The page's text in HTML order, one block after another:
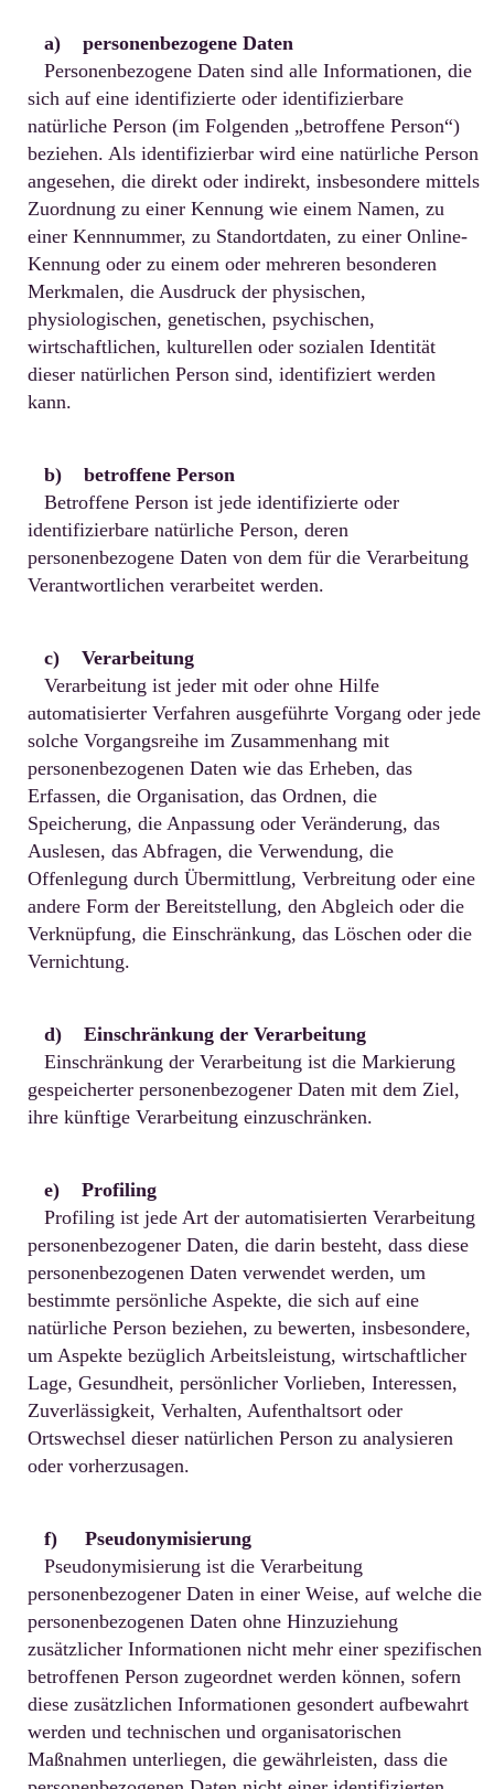
a) personenbezogene Daten
Personenbezogene Daten sind alle Informationen, die
sich auf eine identifizierte oder identifizierbare
natürliche Person (im Folgenden „betroffene Person“)
beziehen. Als identifizierbar wird eine natürliche Person
angesehen, die direkt oder indirekt, insbesondere mittels
Zuordnung zu einer Kennung wie einem Namen, zu
einer Kennnummer, zu Standortdaten, zu einer Online-
Kennung oder zu einem oder mehreren besonderen
Merkmalen, die Ausdruck der physischen,
physiologischen, genetischen, psychischen,
wirtschaftlichen, kulturellen oder sozialen Identität
dieser natürlichen Person sind, identifiziert werden
kann.
b) betroffene Person
Betroffene Person ist jede identifizierte oder
identifizierbare natürliche Person, deren
personenbezogene Daten von dem für die Verarbeitung
Verantwortlichen verarbeitet werden.
c) Verarbeitung
Verarbeitung ist jeder mit oder ohne Hilfe
automatisierter Verfahren ausgeführte Vorgang oder jede
solche Vorgangsreihe im Zusammenhang mit
personenbezogenen Daten wie das Erheben, das
Erfassen, die Organisation, das Ordnen, die
Speicherung, die Anpassung oder Veränderung, das
Auslesen, das Abfragen, die Verwendung, die
Offenlegung durch Übermittlung, Verbreitung oder eine
andere Form der Bereitstellung, den Abgleich oder die
Verknüpfung, die Einschränkung, das Löschen oder die
Vernichtung.
d) Einschränkung der Verarbeitung
Einschränkung der Verarbeitung ist die Markierung
gespeicherter personenbezogener Daten mit dem Ziel,
ihre künftige Verarbeitung einzuschränken.
e) Profiling
Profiling ist jede Art der automatisierten Verarbeitung
personenbezogener Daten, die darin besteht, dass diese
personenbezogenen Daten verwendet werden, um
bestimmte persönliche Aspekte, die sich auf eine
natürliche Person beziehen, zu bewerten, insbesondere,
um Aspekte bezüglich Arbeitsleistung, wirtschaftlicher
Lage, Gesundheit, persönlicher Vorlieben, Interessen,
Zuverlässigkeit, Verhalten, Aufenthaltsort oder
Ortswechsel dieser natürlichen Person zu analysieren
oder vorherzusagen.
f) Pseudonymisierung
Pseudonymisierung ist die Verarbeitung
personenbezogener Daten in einer Weise, auf welche die
personenbezogenen Daten ohne Hinzuziehung
zusätzlicher Informationen nicht mehr einer spezifischen
betroffenen Person zugeordnet werden können, sofern
diese zusätzlichen Informationen gesondert aufbewahrt
werden und technischen und organisatorischen
Maßnahmen unterliegen, die gewährleisten, dass die